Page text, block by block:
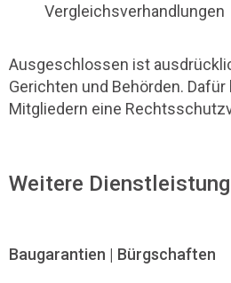
Vergleichsverhandlungen
Ausgeschlossen ist
Gerichten und Behörden.
Mitgliedern eine
Weitere
Baugarantien | Bürgschaften